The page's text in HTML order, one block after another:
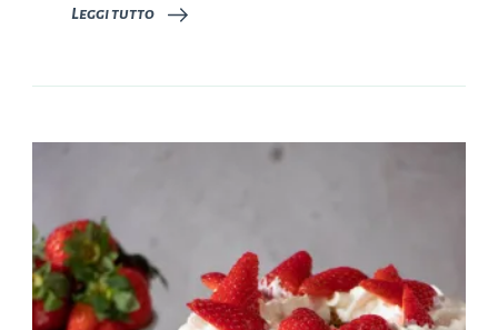
Leggi tutto